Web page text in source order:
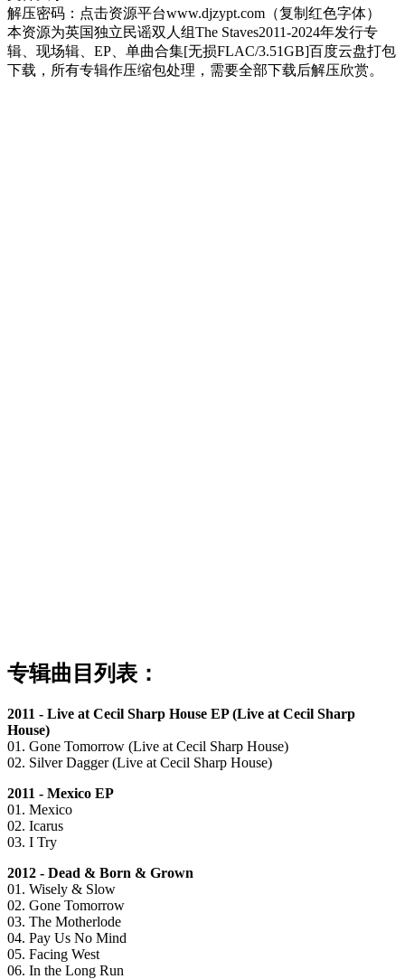
解压密码：点击资源平台www.djzypt.com（复制红色字体）
本资源为英国独立民谣双人组The Staves2011-2024年发行专
辑、现场辑、EP、单曲合集[无损FLAC/3.51GB]百度云盘打包
下载，所有专辑作压缩包处理，需要全部下载后解压欣赏。
专辑曲目列表：
2011 - Live at Cecil Sharp House EP (Live at Cecil Sharp
House)
01. Gone Tomorrow (Live at Cecil Sharp House)
02. Silver Dagger (Live at Cecil Sharp House)
2011 - Mexico EP
01. Mexico
02. Icarus
03. I Try
2012 - Dead & Born & Grown
01. Wisely & Slow
02. Gone Tomorrow
03. The Motherlode
04. Pay Us No Mind
05. Facing West
06. In the Long Run